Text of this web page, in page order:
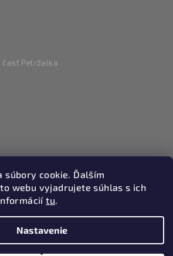
súbory cookie. Ďalším
webu vyjadrujete súhlas s ich
tu.
Nastavenie
Petržalka